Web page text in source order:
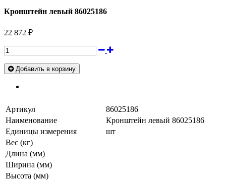
Кронштейн левый 86025186
22 872 ₽
Добавить в корзину
Артикул
86025186
Наименование
Кронштейн левый 86025186
Единицы измерения
шт
Вес (кг)
Длина (мм)
Ширина (мм)
Высота (мм)